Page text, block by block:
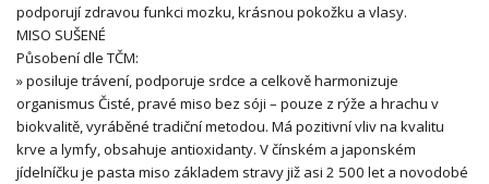
podporují zdravou funkci mozku, krásnou pokožku a vlasy.
MISO SUŠENÉ
Působení dle TČM:
» posiluje trávení, podporuje srdce a celkově harmonizuje
organismus Čisté, pravé miso bez sóji – pouze z rýže a hrachu v
biokvalitě, vyráběné tradiční metodou. Má pozitivní vliv na kvalitu
krve a lymfy, obsahuje antioxidanty. V čínském a japonském
jídelníčku je pasta miso základem stravy již asi 2 500 let a novodobé